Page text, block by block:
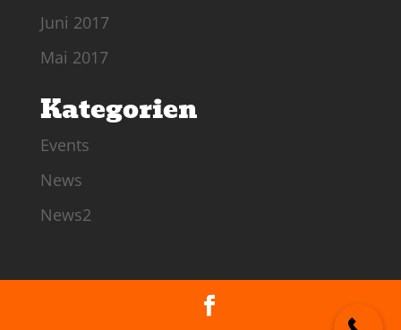
Juni 2017
Mai 2017
Kategorien
Events
News
News2